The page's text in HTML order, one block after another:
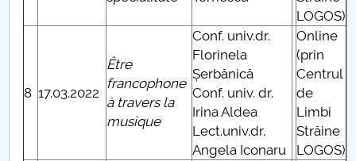
LOGOS)
8 17.03.2022
Être
francophone
à travers la
musique
Conf. univ.dr.
Florinela
Șerbănică
Conf. univ. dr.
Irina Aldea
Lect.univ.dr.
Angela Iconaru
Online
(prin
Centrul
de
Limbi
Străine
LOGOS)